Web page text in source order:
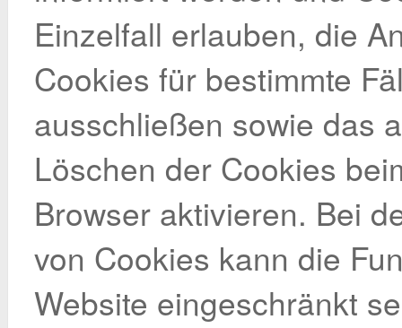
Einzelfall erlauben, die
Cookies für bestimmte
ausschließen sowie das
Löschen der Cookies
Browser aktivieren. Bei
von Cookies kann die
Website eingeschränkt